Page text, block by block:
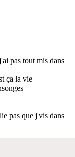
pas tout mis dans
ça la vie
pas que j'vis dans